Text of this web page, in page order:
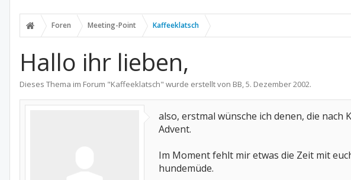
Foren Meeting-Point Kaffeeklatsch
Hallo ihr lieben,
Dieses Thema im Forum "Kaffeeklatsch" wurde erstellt von BB,5. Dezember 2002.
also, erstmal wünsche ich denen, die
Advent.
Im Moment fehlt mir etwas die Zeit mit
hundemüde.